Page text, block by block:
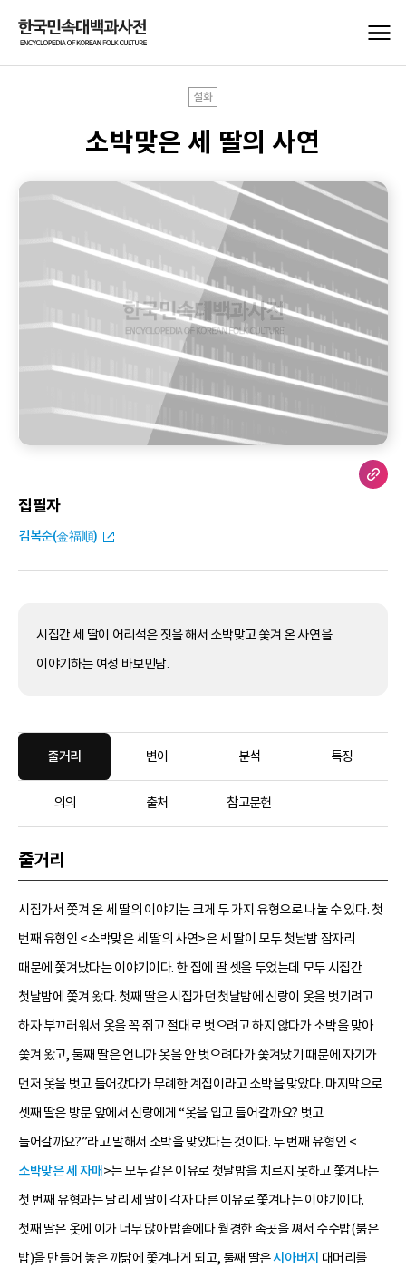
설화
소박맞은 세 딸의 사연
집필자
김복순(金福順)
시집간 세 딸이 어리석은 짓을 해서 소박맞고 쫓겨 온 사연을
이야기하는 여성 바보민담.
줄거리 변이 분석 특징
의의 출처 참고문헌
줄거리
시집가서 쫓겨 온 세 딸의 이야기는 크게 두 가지 유형으로 나눌 수 있다. 첫
번째 유형인 <소박맞은 세 딸의 사연>은 세 딸이 모두 첫날밤 잠자리
때문에 쫓겨났다는 이야기이다. 한 집에 딸 셋을 두었는데 모두 시집간
첫날밤에 쫓겨 왔다. 첫째 딸은 시집가던 첫날밤에 신랑이 옷을 벗기려고
하자 부끄러워서 옷을 꼭 쥐고 절대로 벗으려고 하지 않다가 소박을 맞아
쫓겨 왔고, 둘째 딸은 언니가 옷을 안 벗으려다가 쫓겨났기 때문에 자기가
먼저 옷을 벗고 들어갔다가 무례한 계집이라고 소박을 맞았다. 마지막으로
셋째 딸은 방문 앞에서 신랑에게 “옷을 입고 들어갈까요? 벗고
들어갈까요?”라고 말해서 소박을 맞았다는 것이다. 두 번째 유형인 <
소박맞은 세 자매 >는 모두 같은 이유로 첫날밤을 치르지 못하고 쫓겨나는
첫 번째 유형과는 달리 세 딸이 각자 다른 이유로 쫓겨나는 이야기이다.
첫째 딸은 옷에 이가 너무 많아 밥솥에다 월경한 속곳을 쪄서 수수밥(붉은
밥)을 만들어 놓은 까닭에 쫓겨나게 되고, 둘째 딸은시아버지 대머리를